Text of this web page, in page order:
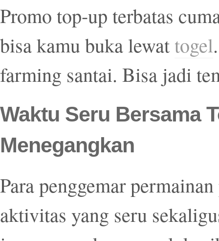
Promo top-up terbatas
bisa kamu buka lewat togel
farming santai. Bisa jadi
Waktu Seru Bersama
Menegangkan
Para penggemar
aktivitas yang seru